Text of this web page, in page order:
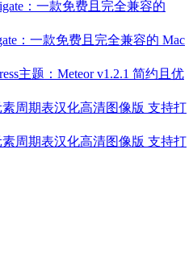
：一款免费且完全兼容的
：一款免费且完全兼容的 Mac
主题：Meteor v1.2.1 简约且优
素周期表汉化高清图像版 支持打
素周期表汉化高清图像版 支持打